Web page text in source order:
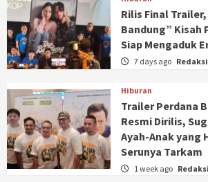
Rilis Final
Bandung” Kisah
Siap Mengaduk
7 days ago Redaksi
Hiburan
Trailer Perdana
Resmi Dirilis,
Ayah-Anak yang
Serunya Tarkam
1 week ago Redaksi